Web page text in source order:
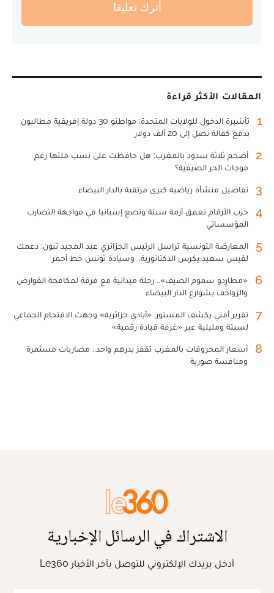
أترك تعليقا
المقالات الأكثر قراءة
1
تأشيرة الدخول للولايات المتحدة: مواطنو 30 دولة إفريقية مطالبون
بدفع كفالة تصل إلى 20 ألف دولار
2
أضخم ثلاثة سدود بالمغرب: هل حافظت على نسب ملئها رغم
موجات الحر الصيفية؟
3 تفاصيل منشأة رياضية كبرى مرتقبة بالدار البيضاء
4
حرب الأرقام تعمق أزمة سبتة وتضع إسبانيا في مواجهة التضارب
المؤسساتي
5
المعارضة التونسية تراسل الرئيس الجزائري عبد المجيد تبون: دعمك
لقيس سعيد يكرس الدكتاتورية.. وسيادة تونس خط أحمر
6
«مطارِدو سموم الصيف».. رحلة ميدانية مع فرقة لمكافحة القوارض
والزواحف بشوارع الدار البيضاء
7
تقرير أمني يكشف المستور: «أيادي جزائرية» وجهت الاقتحام الجماعي
لسبتة ومليلية عبر «غرفة قيادة رقمية»
8
أسعار المحروقات بالمغرب تقفز بدرهم واحد.. مضاربات مستمرة
ومنافسة صورية
الاشتراك في الرسائل الإخبارية
أدخل بريدك الإلكتروني للتوصل بآخر الأخبار Le360